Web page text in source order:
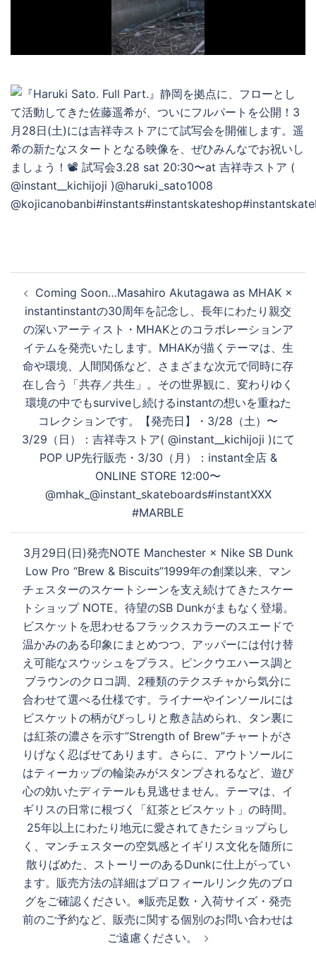
デ
を
再
す
る
稿
ナ
ビ
ゲ
ー
シ
ン
Coming Soon…Masahiro Akutagawa as MHAK ×
instantinstantの30周年を記念し、長年にわたり親交
の深いアーティスト・MHAKとのコラボレーションア
イテムを発売いたします。MHAKが描くテーマは、生
命や環境、人間関係など、さまざまな次元で同時に存
在し合う「共存／共生」。その世界観に、変わりゆく
環境の中でもsurviveし続けるinstantの想いを重ねた
コレクションです。【発売日】・3/28（土）〜
3/29（日）：吉祥寺ストア( @instant__kichijoji )にて
POP UP先行販売・3/30（月）：instant全店 &
ONLINE STORE 12:00〜
@mhak_@instant_skateboards#instantXXX
#MARBLE
3月29日(日)発売NOTE Manchester × Nike SB Dunk
Low Pro “Brew & Biscuits”1999年の創業以来、マン
チェスターのスケートシーンを支え続けてきたスケー
トショップ NOTE。待望のSB Dunkがまもなく登場。
ビスケットを思わせるフラックスカラーのスエードで
温かみのある印象にまとめつつ、アッパーには付け替
え可能なスウッシュをプラス。ピンクウエハース調と
ブラウンのクロコ調、2種類のテクスチャから気分に
合わせて選べる仕様です。ライナーやインソールには
ビスケットの柄がびっしりと敷き詰められ、タン裏に
は紅茶の濃さを示す”Strength of Brew”チャートがさ
りげなく忍ばせてあります。さらに、アウトソールに
はティーカップの輪染みがスタンプされるなど、遊び
心の効いたディテールも見逃せません。テーマは、イ
ギリスの日常に根づく「紅茶とビスケット」の時間。
25年以上にわたり地元に愛されてきたショップらし
く、マンチェスターの空気感とイギリス文化を随所に
散りばめた、ストーリーのあるDunkに仕上がってい
ます。販売方法の詳細はプロフィールリンク先のブロ
グをご確認ください。※販売足数・入荷サイズ・発売
前のご予約など、販売に関する個別のお問い合わせは
ご遠慮ください。